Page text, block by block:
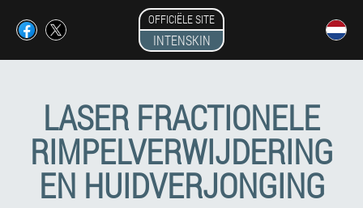
OFFICIËLE SITE
INTENSKIN
LASER FRACTIONELE
RIMPELVERWIJDERING
EN HUIDVERJONGING